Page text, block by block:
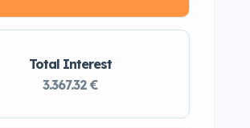
Total Interest
3.367.32 €